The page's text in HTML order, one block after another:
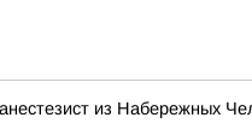
из Набережных